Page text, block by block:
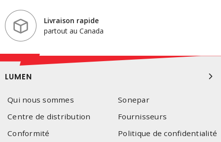
Livraison rapide
partout au Canada
LUMEN
Qui nous sommes
Sonepar
Centre de distribution
Fournisseurs
Conformité
Politique de confidentialité